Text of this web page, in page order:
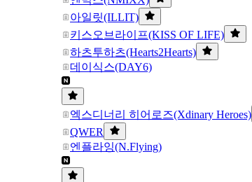
아일릿(ILLIT)
키스오브라이프(KISS OF LIFE)
하츠투하츠(Hearts2Hearts)
데이식스(DAY6)
엑스디너리 히어로즈(Xdinary Heroes)
QWER
엔플라잉(N.Flying)